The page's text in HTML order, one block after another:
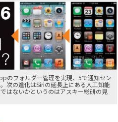
のフォルダー管理を実現、5で通知セン
次の進化はSiriの延長上にある人工知能
はないかというのはアスキー総研の見